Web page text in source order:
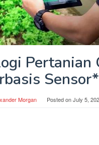
Pertanian
Morgan Posted onJuly 5,